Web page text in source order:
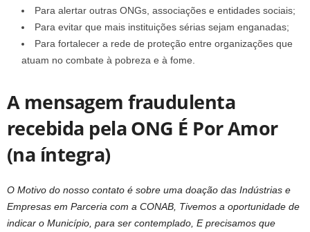
Para alertar outras ONGs, associações e entidades sociais;
Para evitar que mais instituições sérias sejam enganadas;
Para fortalecer a rede de proteção entre organizações que
atuam no combate à pobreza e à fome.
A mensagem fraudulenta
recebida pela ONG É Por Amor
(na íntegra)
O Motivo do nosso contato é sobre uma doação das Indústrias e
Empresas em Parceria com a CONAB, Tivemos a oportunidade de
indicar o Município, para ser contemplado, E precisamos que